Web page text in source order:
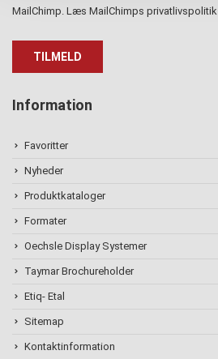
MailChimp. Læs MailChimps privatlivspolitik
Information
Favoritter
Nyheder
Produktkataloger
Formater
Oechsle Display Systemer
Taymar Brochureholder
Etiq- Etal
Sitemap
Kontaktinformation